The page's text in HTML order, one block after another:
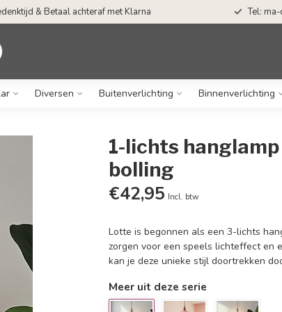
& Betaal achteraf met Klarna Tel:
Diversen Buitenverlichting Binnenverlichting
1-lichts
bolling
€42,95 Incl. btw
Lotte is begonnen als een 3-lichts
zorgen voor een speels lichteffect en
kan je deze unieke stijl doortrekken
Meer uit deze serie